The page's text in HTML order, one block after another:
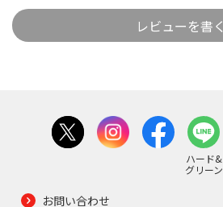
レビューを書く
ハード&
グリーン
お問い合わせ